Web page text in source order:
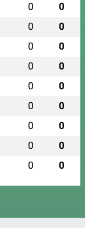
0 0
0 0
0 0
0 0
0 0
0 0
0 0
0 0
0 0